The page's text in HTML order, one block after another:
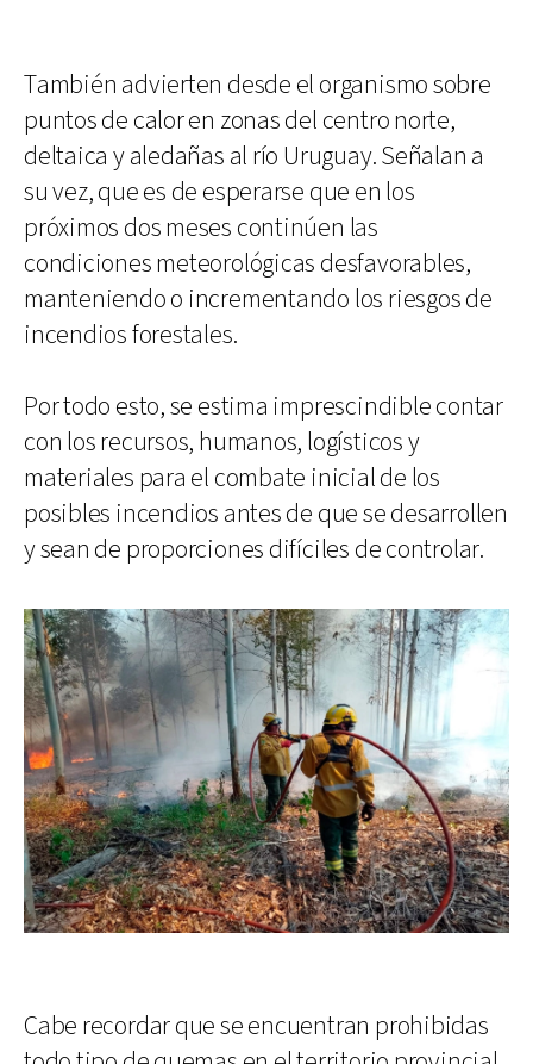
También advierten desde el organismo sobre
puntos de calor en zonas del centro norte,
deltaica y aledañas al río Uruguay. Señalan a
su vez, que es de esperarse que en los
próximos dos meses continúen las
condiciones meteorológicas desfavorables,
manteniendo o incrementando los riesgos de
incendios forestales.
Por todo esto, se estima imprescindible contar
con los recursos, humanos, logísticos y
materiales para el combate inicial de los
posibles incendios antes de que se desarrollen
y sean de proporciones difíciles de controlar.
Cabe recordar que se encuentran prohibidas